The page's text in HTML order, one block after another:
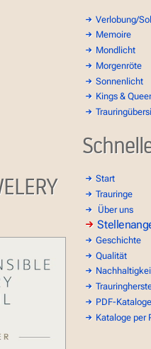
Verlobung/
Memoire
Mondlicht
Morgenröte
Sonnenlicht
Kings &
Start
Trauringe
Über uns
Geschichte
Qualität
PDF-Kataloge
Kataloge per